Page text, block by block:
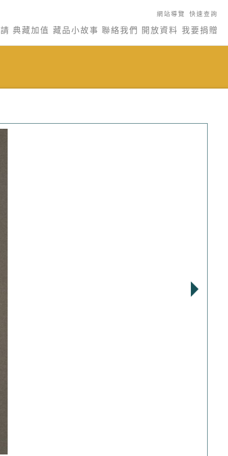
網站導覽 快速查詢
典藏加值 藏品小故事 聯絡我們 開放資料 我要捐贈